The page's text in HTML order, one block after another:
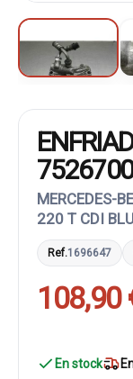
7526700
MERCEDES-
220 T CDI
Ref.1696647
108,90
En stock